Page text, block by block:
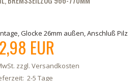
Glocke 26mm außen, Anschluß Pilz
EUR
zzgl. Versandkosten
2-5 Tage